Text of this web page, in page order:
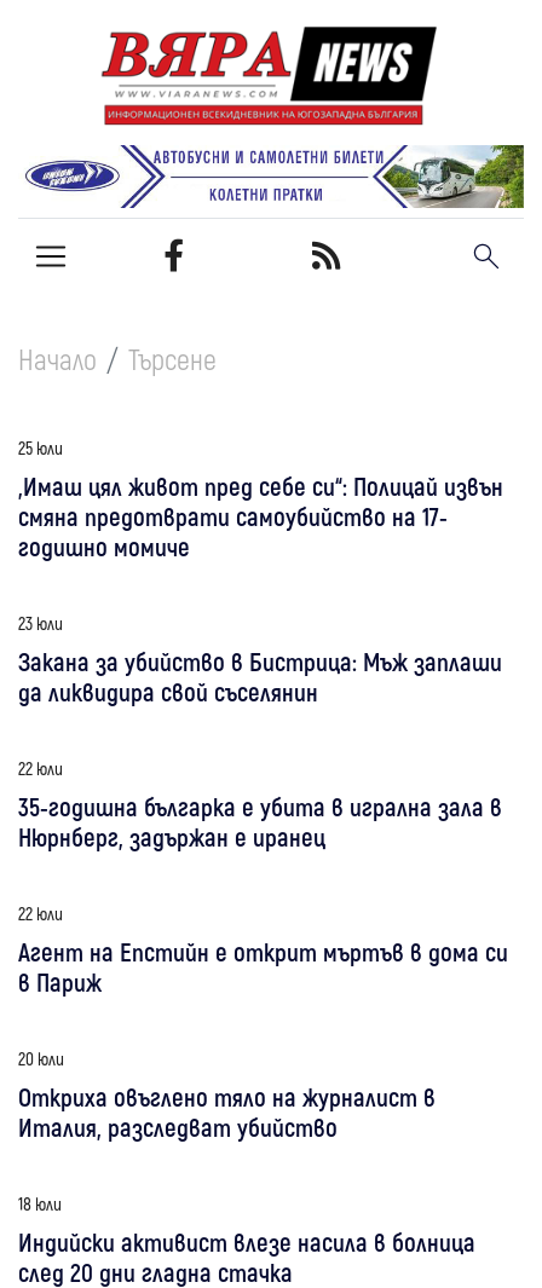
Начало Търсене
25 юли
„Имаш цял живот пред себе си“: Полицай извън
смяна предотврати самоубийство на 17-
годишно момиче
23 юли
Закана за убийство в Бистрица: Мъж заплаши
да ликвидира свой съселянин
22 юли
35-годишна българка е убита в игрална зала в
Нюрнберг, задържан е иранец
22 юли
Агент на Епстийн е открит мъртъв в дома си
в Париж
20 юли
Откриха овъглено тяло на журналист в
Италия, разследват убийство
18 юли
Индийски активист влезе насила в болница
след 20 дни гладна стачка